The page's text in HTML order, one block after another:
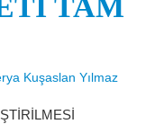
TAM
Kuşaslan Yılmaz